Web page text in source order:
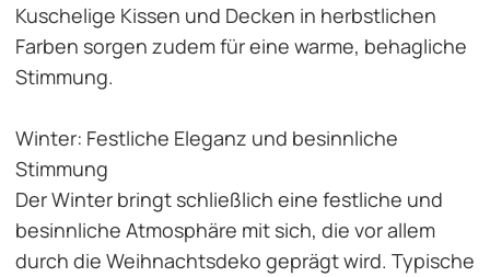
Kuschelige Kissen und Decken in herbstlichen
Farben sorgen zudem für eine warme, behagliche
Stimmung.
Winter: Festliche Eleganz und besinnliche
Stimmung
Der Winter bringt schließlich eine festliche und
besinnliche Atmosphäre mit sich, die vor allem
durch die Weihnachtsdeko geprägt wird. Typische